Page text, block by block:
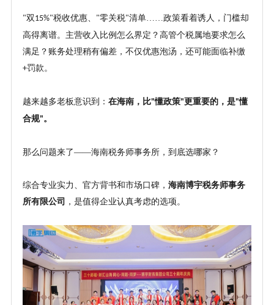
"双15%"税收优惠、 "零关税"清单……政策看着诱人，门槛却
高得离谱。主营收入比例怎么界定？高管个税属地要求怎么
满足？账务处理稍有偏差，不仅优惠泡汤，还可能面临补缴
+罚款。
越来越多老板意识到： 在海南，比"懂政策"更重要的，是"懂
合规"。
那么问题来了——海南税务师事务所，到底选哪家？
综合专业实力、官方背书和市场口碑， 海南博宇税务师事务
所有限公司
，是值得企业认真考虑的选项。